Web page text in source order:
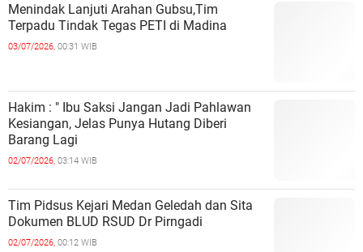
Menindak Lanjuti Arahan Gubsu,Tim
Terpadu Tindak Tegas PETI di Madina
03/07/2026, 00:31 WIB
Hakim : " Ibu Saksi Jangan Jadi Pahlawan
Kesiangan, Jelas Punya Hutang Diberi
Barang Lagi
02/07/2026, 03:14 WIB
Tim Pidsus Kejari Medan Geledah dan Sita
Dokumen BLUD RSUD Dr Pirngadi
02/07/2026, 00:12 WIB